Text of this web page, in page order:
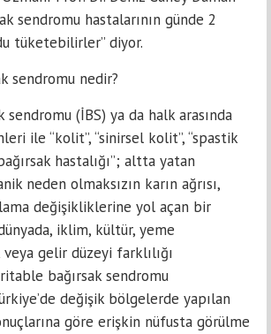
sendromu hastalarının günde 2
tüketebilirler” diyor.
sendromu nedir?
(İBS) ya da halk arasında
ile “kolit”, “sinirsel kolit”, “spastik
hastalığı”; altta yatan
neden olmaksızın karın ağrısı,
değişikliklerine yol açan bir
iklim, kültür, yeme
veya gelir düzeyi farklılığı
bağırsak sendromu
değişik bölgelerde yapılan
göre erişkin nüfusta görülme